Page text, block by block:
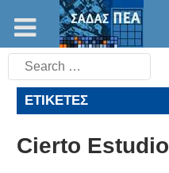
Search
for:
ΕΤΙΚΈΤΕΣ
Cierto Estudio